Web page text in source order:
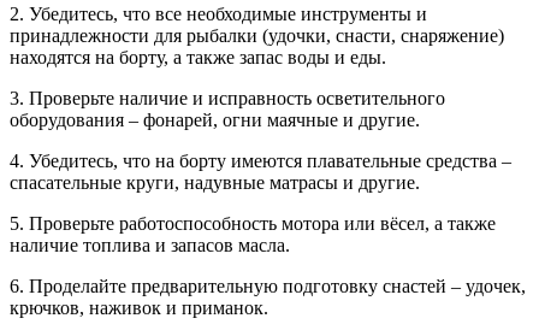
2. Убедитесь, что все необходимые инструменты и
принадлежности для рыбалки (удочки, снасти, снаряжение)
находятся на борту, а также запас воды и еды.
3. Проверьте наличие и исправность осветительного
оборудования – фонарей, огни маячные и другие.
4. Убедитесь, что на борту имеются плавательные средства –
спасательные круги, надувные матрасы и другие.
5. Проверьте работоспособность мотора или вёсел, а также
наличие топлива и запасов масла.
6. Проделайте предварительную подготовку снастей – удочек,
крючков, наживок и приманок.